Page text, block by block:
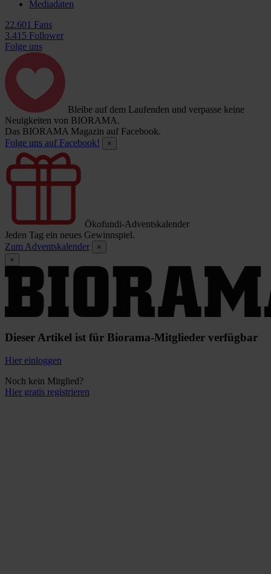
Mediadaten
22.601 Fans
3.415 Follower
Folge uns
Bleibe auf dem Laufenden und verpasse keine
Neuigkeiten von BIORAMA.
Das BIORAMA Magazin auf Facebook.
Folge uns auf Facebook!
×
Ökofundi-Adventskalender
Jeden Tag ein neues Gewinnspiel.
Zum Adventskalender
×
×
Dieser Artikel ist für Biorama-Mitglieder verfügbar
Hier einloggen
Noch kein Mitglied?
Hier gratis registrieren